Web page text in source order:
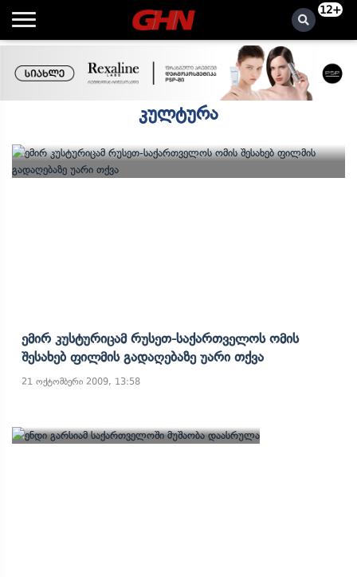
12+
კულტურა
Ემირ Კუსტურიცამ Რუსეთ-Საქართველოს Ომის
Შესახებ Ფილმის Გადაღებაზე Უარი Თქვა
21 ოქტომბერი 2009, 13:58